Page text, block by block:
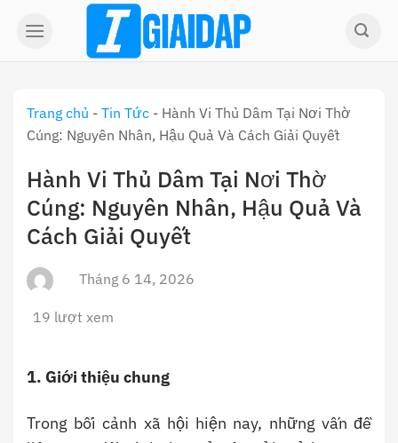
Trang chủ - Tin Tức - Hành Vi Thủ Dâm Tại Nơi Thờ
Cúng: Nguyên Nhân, Hậu Quả Và Cách Giải Quyết
Hành Vi Thủ Dâm Tại Nơi Thờ
Cúng: Nguyên Nhân, Hậu Quả Và
Cách Giải Quyết
Tháng 6 14, 2026
19 lượt xem
1. Giới thiệu chung
Trong bối cảnh xã hội hiện nay, những vấn đề